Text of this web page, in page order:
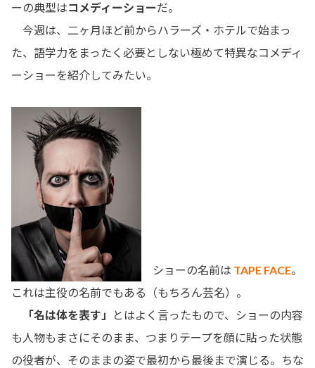
ーの典型はコメディーショーだ。
今週は、二ヶ月ほど前からハラーズ・ホテルで始まっ
た、語学力をまったく必要としない極めて特異なコメディ
ーショーを紹介してみたい。
ショーの名前は TAPE FACE。
これは主役の名前でもある（もちろん芸名）。
「名は体を表す」
とはよく言ったもので、ショーの内容
も人物もまさにそのまま、つまりテープを顔に貼った状態
の役者が、そのままの姿で最初から最後まで演じる。ちな